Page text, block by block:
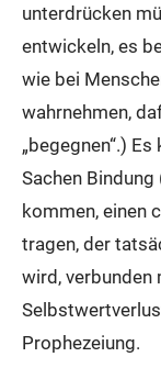
unterdrücken
entwickeln, es
wie bei
wahrnehmen,
„begegnen“.)
Sachen
kommen, einen
tragen, der
wird, verbunden
Prophezeiung.